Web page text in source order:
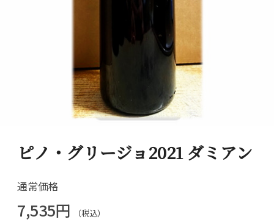
ピノ・グリージョ2021 ダミアン
通常価格
7,535円 （税込）